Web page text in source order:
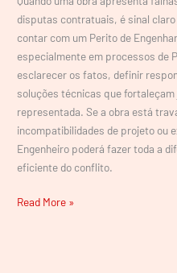
disputas contratuais, é sinal
contar com um Perito de
especialmente em processos de
esclarecer os fatos, definir
soluções técnicas que
representada. Se a obra está
incompatibilidades de projeto ou
Engenheiro poderá fazer toda a
eficiente do conflito.
Read More »